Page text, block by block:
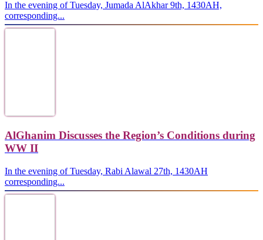
In the evening of Tuesday, Jumada AlAkhar 9th, 1430AH,
corresponding...
AlGhanim Discusses the Region’s Conditions during
WW II
In the evening of Tuesday, Rabi Alawal 27th, 1430AH
corresponding...